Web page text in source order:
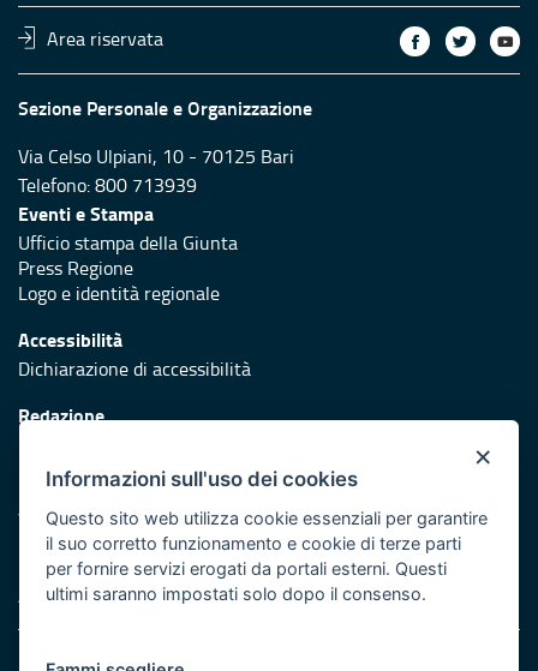
Area riservata
Sezione Personale e Organizzazione
Via Celso Ulpiani, 10 - 70125 Bari
Telefono: 800 713939
Eventi e Stampa
Ufficio stampa della Giunta
Press Regione
Logo e identità regionale
Accessibilità
Dichiarazione di accessibilità
Redazione
Protezione civile
Vai al sito di Protezione Civile Puglia
Iniziativa finanziata con risorse del POR Puglia 2014/2020 -
Asse XI
Note legali
×
Informazioni sull'uso dei cookies
Questo sito web utilizza cookie essenziali per garantire
il suo corretto funzionamento e cookie di terze parti
per fornire servizi erogati da portali esterni. Questi
ultimi saranno impostati solo dopo il consenso.